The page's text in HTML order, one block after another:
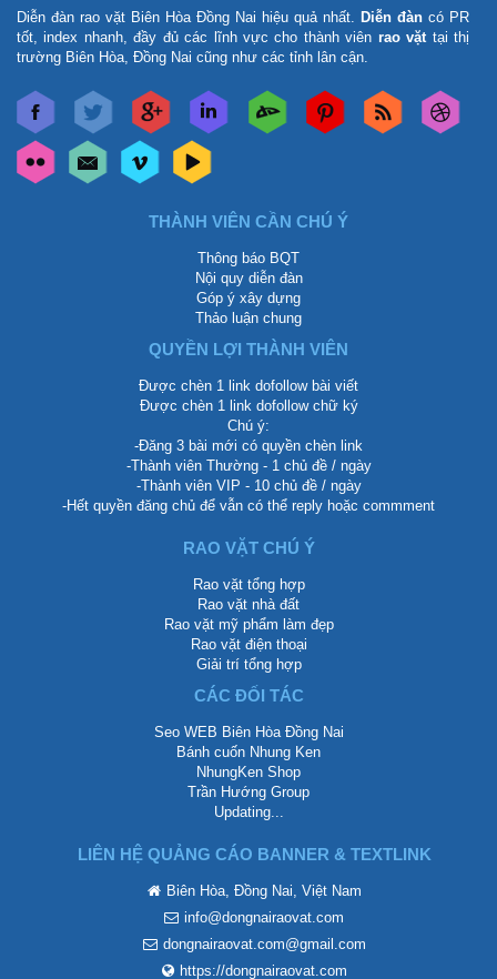
Diễn đàn rao vặt Biên Hòa Đồng Nai hiệu quả nhất. Diễn đàn có PR
tốt, index nhanh, đầy đủ các lĩnh vực cho thành viên rao vặttại thị
trường Biên Hòa, Đồng Nai cũng như các tỉnh lân cận.
THÀNH VIÊN CẦN CHÚ Ý
Thông báo BQT
Nội quy diễn đàn
Góp ý xây dựng
Thảo luận chung
QUYỀN LỢI THÀNH VIÊN
Được chèn 1 link dofollow bài viết
Được chèn 1 link dofollow chữ ký
Chú ý:
-Đăng 3 bài mới có quyền chèn link
-Thành viên Thường - 1 chủ đề / ngày
-Thành viên VIP - 10 chủ đề / ngày
-Hết quyền đăng chủ để vẫn có thể reply hoặc commment
RAO VẶT CHÚ Ý
Rao vặt tổng hợp
Rao vặt nhà đất
Rao vặt mỹ phẩm làm đẹp
Rao vặt điện thoại
Giải trí tổng hợp
CÁC ĐỐI TÁC
Seo WEB Biên Hòa Đồng Nai
Bánh cuốn Nhung Ken
NhungKen Shop
Trần Hướng Group
Updating...
LIÊN HỆ QUẢNG CÁO BANNER & TEXTLINK
Biên Hòa, Đồng Nai, Việt Nam
info@dongnairaovat.com
dongnairaovat.com@gmail.com
https://dongnairaovat.com